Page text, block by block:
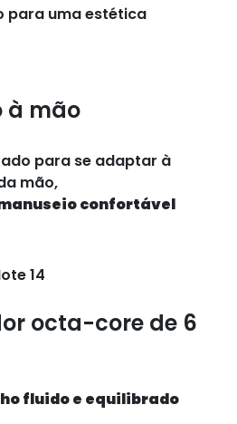
para uma estética
à mão
para se adaptar à
mão,
confortável
14
octa-core de 6
fluido e equilibrado